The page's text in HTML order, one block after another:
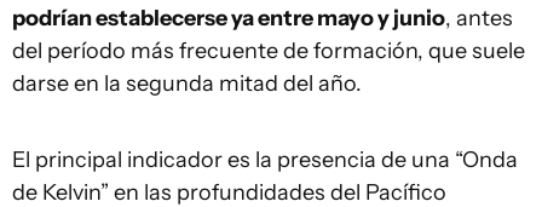
podrían establecerse ya entre mayo y junio, antes
del período más frecuente de formación, que suele
darse en la segunda mitad del año.
El principal indicador es la presencia de una “Onda
de Kelvin” en las profundidades del Pacífico